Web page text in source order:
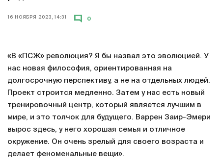
16 НОЯБРЯ 2023, 14:31 0
«В «ПСЖ» революция? Я бы назвал это эволюцией. У
нас новая философия, ориентированная на
долгосрочную перспективу, а не на отдельных людей.
Проект строится медленно. Затем у нас есть новый
тренировочный центр, который является лучшим в
мире, и это толчок для будущего. Варрен Заир-Эмери
вырос здесь, у него хорошая семья и отличное
окружение. Он очень зрелый для своего возраста и
делает феноменальные вещи».